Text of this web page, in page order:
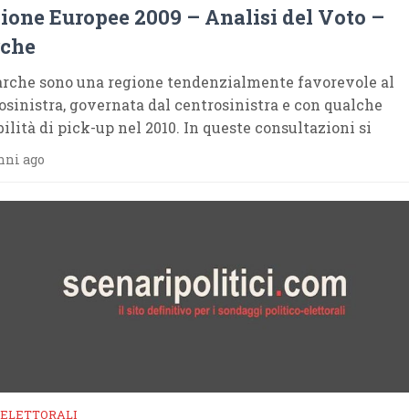
Europee 2009 – Analisi del Voto –
sono una regione tendenzialmente favorevole al
governata dal centrosinistra e con qualche
di pick-up nel 2010. In queste consultazioni si
ago